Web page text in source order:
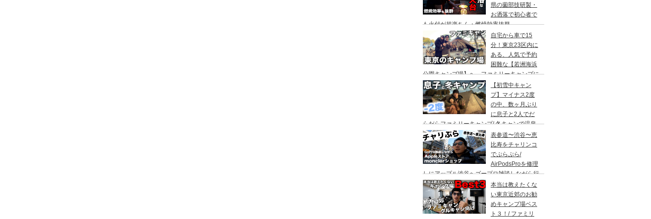
県の薗部技研製・
お洒落で初心者で
も火付が超楽ちん・燃焼効率抜群
自宅から車で15
分！東京23区内に
ある、人気で予約
困難な【若洲海浜
公園キャンプ場】へ、ファミリーキャンプに
行ってきた。冬キャンプもキャンプギアを上
手に使えば暖かくて楽しい♪
【初雪中キャン
プ】マイナス2度
の中、数ヶ月ぶり
に息子と2人でだ
らだらファミリーキャンプ/ 冬キャンで温泉
入って焚き火して超絶楽しかった。大野路キ
ャンプ場は結構いいかも
表参道〜渋谷〜恵
比寿をチャリンコ
でぷらぷら/
AirPodsProを修理
しにアップル渋谷へゴープロ雑談しながら行
ってきます。モンクレールの新型ショップも
行ってみました。
本当は教えたくな
い東京近郊のお勧
めキャンプ場ベス
ト３！/ ファミリ